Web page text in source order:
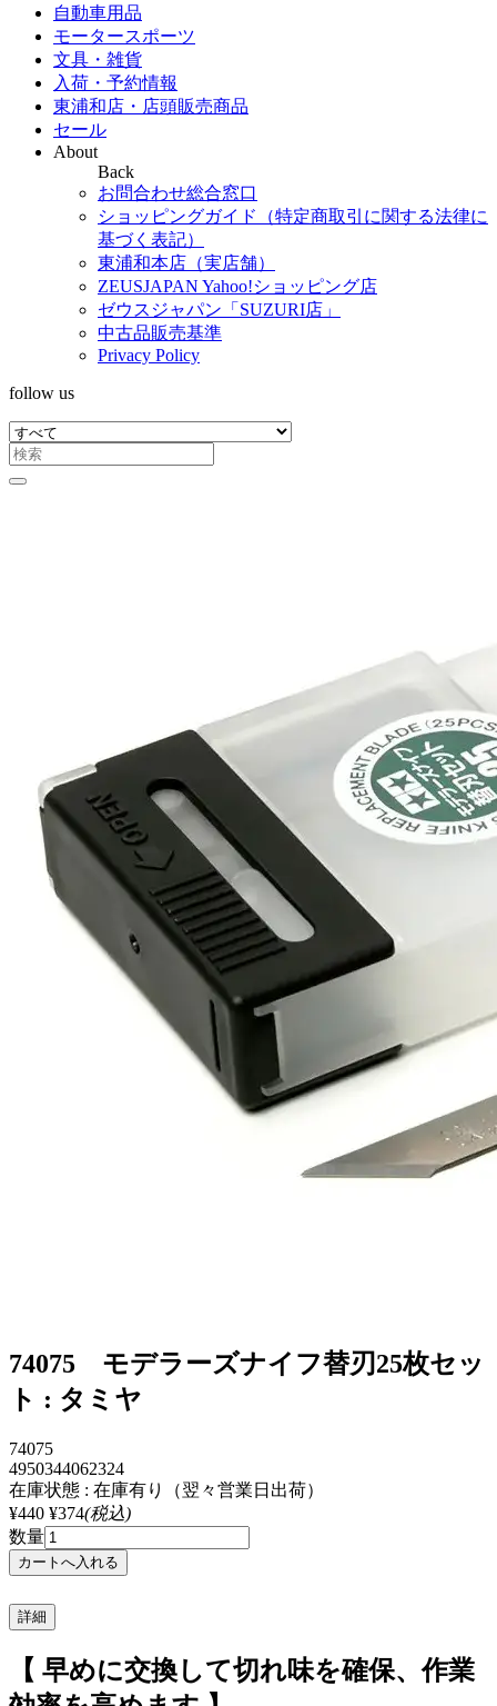
自動車用品
モータースポーツ
文具・雑貨
入荷・予約情報
東浦和店・店頭販売商品
セール
About
Back
お問合わせ総合窓口
ショッピングガイド（特定商取引に関する法律に
基づく表記）
東浦和本店（実店舗）
ZEUSJAPAN Yahoo!ショッピング店
ゼウスジャパン「SUZURI店」
中古品販売基準
Privacy Policy
follow us
74075 モデラーズナイフ替刃25枚セッ
ト : タミヤ
74075
4950344062324
在庫状態 : 在庫有り（翌々営業日出荷）
¥440 ¥374(税込)
数量
詳細
【 早めに交換して切れ味を確保、作業